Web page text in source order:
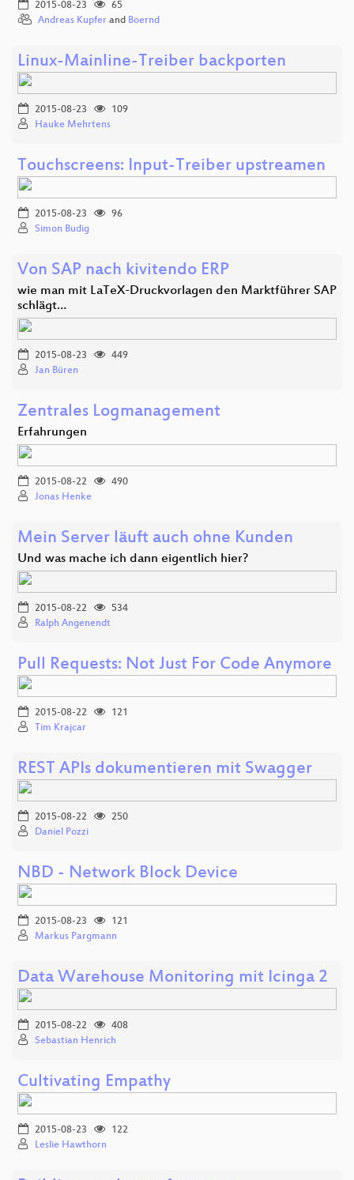
2015-08-23
65
Andreas Kupfer and Boernd
Linux-Mainline-Treiber backporten
2015-08-23
109
Hauke Mehrtens
Touchscreens: Input-Treiber upstreamen
2015-08-23
96
Simon Budig
Von SAP nach kivitendo ERP
wie man mit LaTeX-Druckvorlagen den Marktführer SAP
schlägt…
2015-08-23
449
Jan Büren
Zentrales Logmanagement
Erfahrungen
2015-08-22
490
Jonas Henke
Mein Server läuft auch ohne Kunden
Und was mache ich dann eigentlich hier?
2015-08-22
534
Ralph Angenendt
Pull Requests: Not Just For Code Anymore
2015-08-22
121
Tim Krajcar
REST APIs dokumentieren mit Swagger
2015-08-22
250
Daniel Pozzi
NBD - Network Block Device
2015-08-23
121
Markus Pargmann
Data Warehouse Monitoring mit Icinga 2
2015-08-22
408
Sebastian Henrich
Cultivating Empathy
2015-08-23
122
Leslie Hawthorn